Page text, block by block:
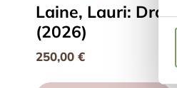
Laine, Lauri:
(2026)
250,00 €